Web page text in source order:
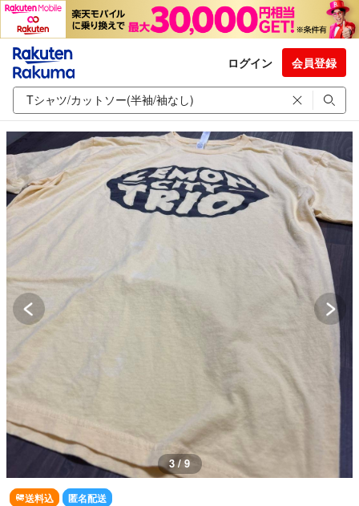
ログイン 会員登録
3 / 9
送料込 匿名配送